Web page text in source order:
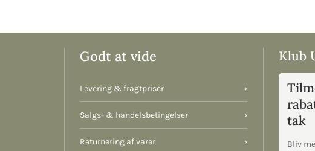
Godt at vide
Levering & fragtpriser ›
Salgs- & handelsbetingelser ›
Returnering af varer ›
Klub
tak
Bliv